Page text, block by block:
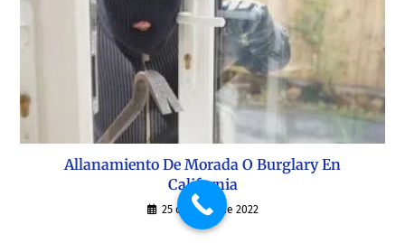
Allanamiento De Morada O Burglary En
California
25 de mayo de 2022